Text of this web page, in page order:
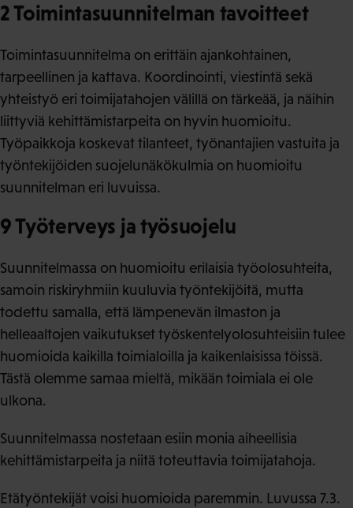
2 Toimintasuunnitelman tavoitteet
Toimintasuunnitelma on erittäin ajankohtainen,
tarpeellinen ja kattava. Koordinointi, viestintä sekä
yhteistyö eri toimijatahojen välillä on tärkeää, ja näihin
liittyviä kehittämistarpeita on hyvin huomioitu.
Työpaikkoja koskevat tilanteet, työnantajien vastuita ja
työntekijöiden suojelunäkökulmia on huomioitu
suunnitelman eri luvuissa.
9 Työterveys ja työsuojelu
Suunnitelmassa on huomioitu erilaisia työolosuhteita,
samoin riskiryhmiin kuuluvia työntekijöitä, mutta
todettu samalla, että lämpenevän ilmaston ja
helleaaltojen vaikutukset työskentelyolosuhteisiin tulee
huomioida kaikilla toimialoilla ja kaikenlaisissa töissä.
Tästä olemme samaa mieltä, mikään toimiala ei ole
ulkona.
Suunnitelmassa nostetaan esiin monia aiheellisia
kehittämistarpeita ja niitä toteuttavia toimijatahoja.
Etätyöntekijät voisi huomioida paremmin. Luvussa 7.3.